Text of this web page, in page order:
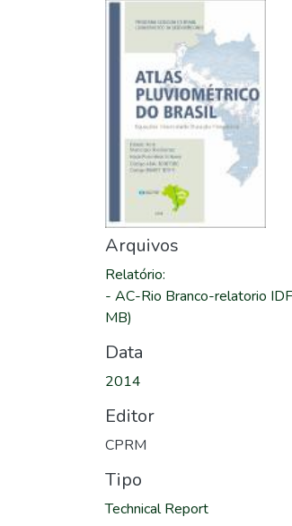
Arquivos
Relatório:
- AC-Rio Branco-relatorio
MB)
Data
2014
Editor
CPRM
Tipo
Technical Report